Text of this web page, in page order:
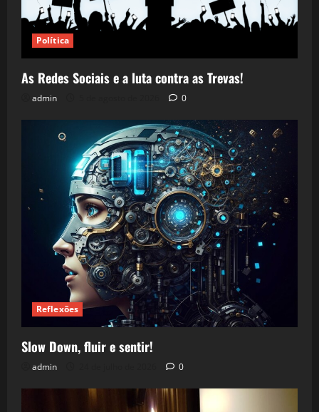
Política
As Redes Sociais e a luta contra as Trevas!
admin 0
Reflexões
Slow Down, fluir e sentir!
admin 0